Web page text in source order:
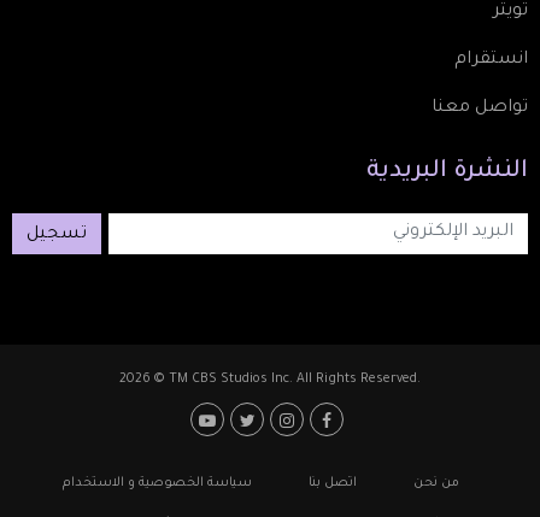
تويتر
انستقرام
تواصل معنا
النشرة البريدية
تسجيل
2026 © TM CBS Studios Inc. All Rights Reserved.
Footer: Social Media
من نحن اتصل بنا سياسة الخصوصية و الاستخدام